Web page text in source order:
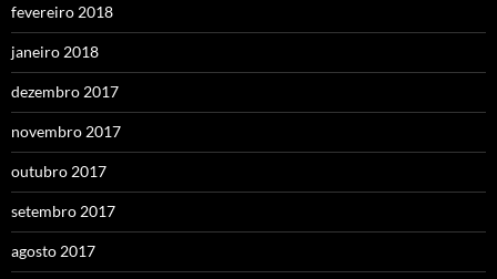
fevereiro 2018
janeiro 2018
dezembro 2017
novembro 2017
outubro 2017
setembro 2017
agosto 2017